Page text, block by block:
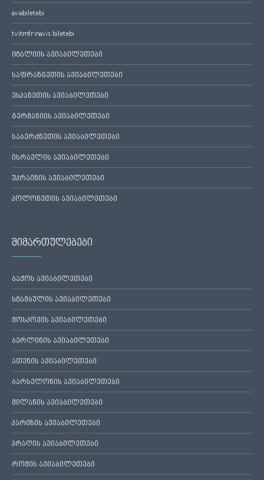
aviabiletebi
tvitmfrinavis biletebi
იტალიის ავიაბილეთები
საფრანგეთის ავიაბილეთები
ესპანეთის ავიაბილეთები
გერმანიის ავიაბილეთები
საბერძნეთის ავიაბილეთები
ისრაელის ავიაბილეთები
უკრაინის ავიაბილეთები
პოლონეთის ავიაბილეთები
მიმართულებები
ბაქოს ავიაბილეთები
სტამბულის ავიაბილეთები
მოსკოვის ავიაბილეთები
ბერლინის ავიაბილეთები
ათენის ავიაბილეთები
ბარსელონის ავიაბილეთები
მილანის ავიაბილეთები
პარიზის ავიაბილეთები
პრაღის ავიაბილეთები
რომის ავიაბილეთები